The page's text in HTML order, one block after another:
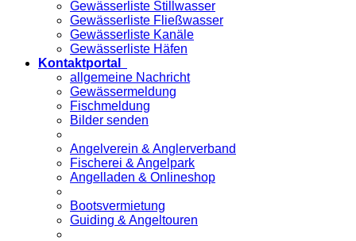
Gewässerliste Stillwasser
Gewässerliste Fließwasser
Gewässerliste Kanäle
Gewässerliste Häfen
Kontaktportal
allgemeine Nachricht
Gewässermeldung
Fischmeldung
Bilder senden
Angelverein & Anglerverband
Fischerei & Angelpark
Angelladen & Onlineshop
Bootsvermietung
Guiding & Angeltouren